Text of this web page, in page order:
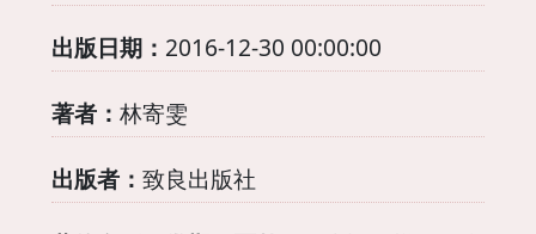
出版日期： 2016-12-30 00:00:00
著者： 林寄雯
出版者： 致良出版社